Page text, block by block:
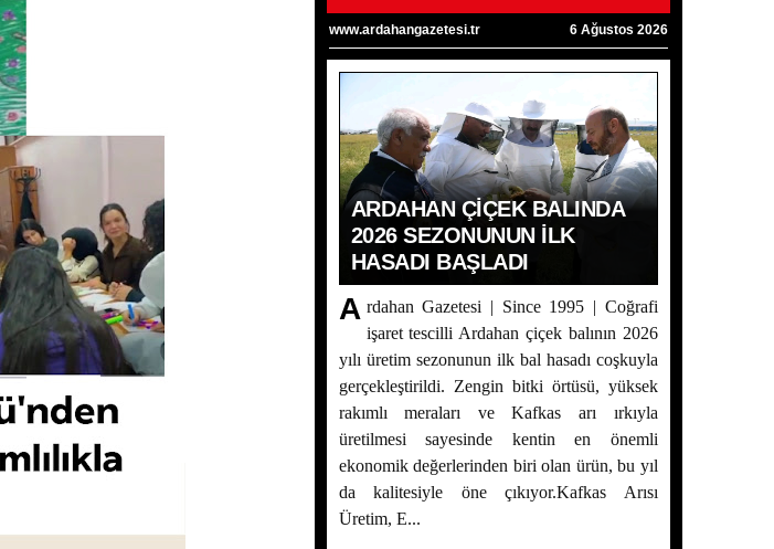
www.ardahangazetesi.tr 6 Ağustos 2026
ARDAHAN ÇIÇEK BALINDA
2026 SEZONUNUN İLK
HASADI BAŞLADI
A rdahan Gazetesi | Since 1995 | Coğrafi
işaret tescilli Ardahan çiçek balının 2026
yılı üretim sezonunun ilk bal hasadı coşkuyla
gerçekleştirildi. Zengin bitki örtüsü, yüksek
rakımlı meraları ve Kafkas arı ırkıyla
üretilmesi sayesinde kentin en önemli
ekonomik değerlerinden biri olan ürün, bu yıl
da kalitesiyle öne çıkıyor.Kafkas Arısı
Üretim, E...
Ardahan Çiçek Balında 2026 Sezonunun İlk
Hasadı Başladı